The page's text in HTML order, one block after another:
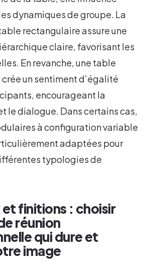
dynamiques de groupe. La
rectangulaire assure une
claire, favorisant les
En revanche, une table
un sentiment d’égalité
encourageant la
le dialogue. Dans certains cas,
à configuration variable
adaptées pour
typologies de
finitions : choisir
réunion
qui dure et
image